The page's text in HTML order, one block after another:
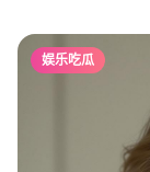
娱乐吃瓜